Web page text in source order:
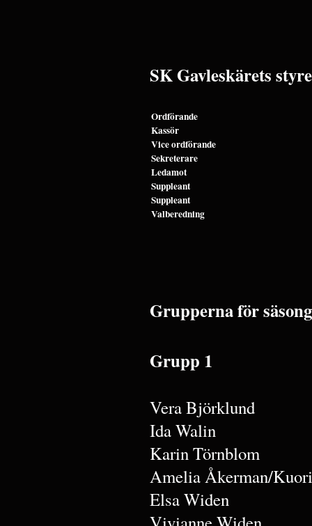
SK Gavleskärets
Ordförande
Kassör
Vice ordförande
Sekreterare
Ledamot
Suppleant
Suppleant
Valberedning
Grupperna för
Grupp 1
Vera Björklund
Ida Walin
Karin Törnblom
Amelia Åkerman/
Elsa Widen